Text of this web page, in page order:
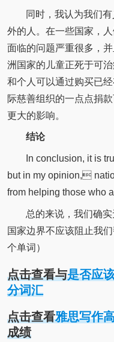
同时，我认为我们
外的人。在一些国家，
面临的问题严重很多，
洲国家的儿童正死于可
和个人可以通过购买已
际慈善组织的一点点捐
更大的影响。
结论
In conclusion, it is
but in my opinion,
from helping those who
总的来说，我们确
国家边界不应该阻止我
个单词）
点击查看与是否应
分词汇
点击查看雅思写作
成绩